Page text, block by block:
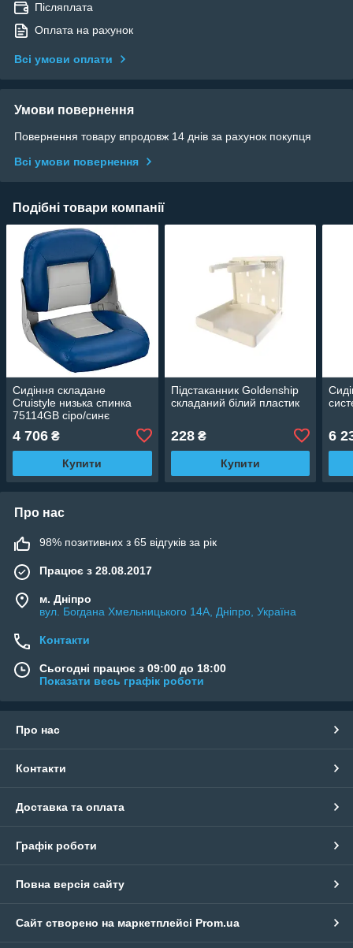
Післяплата
Оплата на рахунок
Всі умови оплати
Умови повернення
Повернення товару впродовж 14 днів за рахунок покупця
Всі умови повернення
Подібні товари компанії
Сидіння складане
Cruistyle низька спинка
75114GB сіро/синє
4 706 ₴
Купити
Підстаканник Goldenship
складаний білий пластик
228₴
Купити
6
Про нас
98% позитивних з 65 відгуків за рік
Працює з 28.08.2017
м. Дніпро
вул. Богдана Хмельницького 14А, Дніпро, Україна
Контакти
Сьогодні працює з 09:00 до 18:00
Показати весь графік роботи
Про нас
Контакти
Доставка та оплата
Графік роботи
Повна версія сайту
Сайт створено на маркетплейсі Prom.ua